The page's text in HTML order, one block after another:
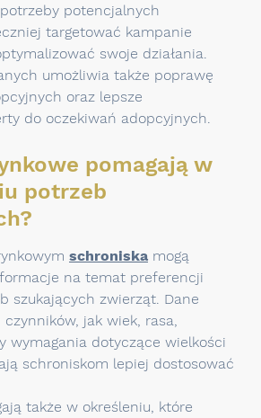
potencjalnych
targetować kampanie
swoje działania.
umożliwia także poprawę
oraz lepsze
do oczekiwań adopcyjnych.
pomagają w
potrzeb
schroniska mogą
na temat preferencji
szukających zwierząt. Dane
jak wiek, rasa,
wymagania dotyczące wielkości
schroniskom lepiej dostosować
także w określeniu, które